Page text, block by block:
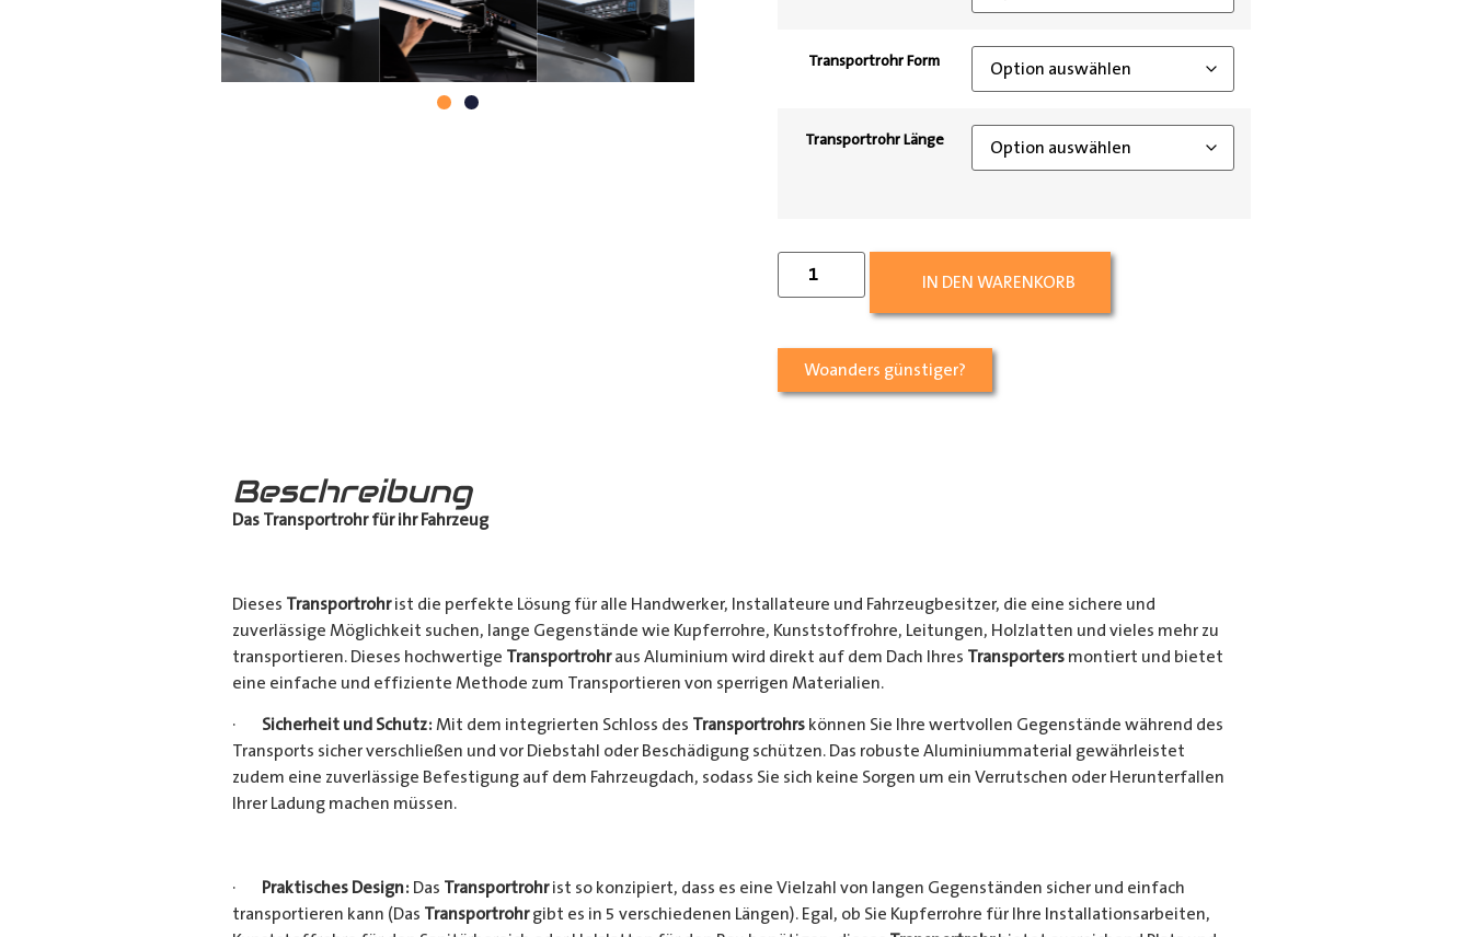
Transportrohr Form
Transportrohr Länge
IN DEN WARENKORB
Woanders günstiger?
Beschreibung
Das Transportrohr für ihr Fahrzeug
Dieses Transportrohrist die perfekte Lösung für alle Handwerker, Installateure und Fahrzeugbesitzer, die eine sichere und
zuverlässige Möglichkeit suchen, lange Gegenstände wie Kupferrohre, Kunststoffrohre, Leitungen, Holzlatten und vieles mehr zu
transportieren. Dieses hochwertige Transportrohraus Aluminium wird direkt auf dem Dach Ihres Transportersmontiert und bietet
eine einfache und effiziente Methode zum Transportieren von sperrigen Materialien.
· Sicherheit und Schutz: Mit dem integrierten Schloss des Transportrohrskönnen Sie Ihre wertvollen Gegenstände während des
Transports sicher verschließen und vor Diebstahl oder Beschädigung schützen. Das robuste Aluminiummaterial gewährleistet
zudem eine zuverlässige Befestigung auf dem Fahrzeugdach, sodass Sie sich keine Sorgen um ein Verrutschen oder Herunterfallen
Ihrer Ladung machen müssen.
· Praktisches Design: Das Transportrohrist so konzipiert, dass es eine Vielzahl von langen Gegenständen sicher und einfach
transportieren kann (Das Transportrohrgibt es in 5 verschiedenen Längen). Egal, ob Sie Kupferrohre für Ihre Installationsarbeiten,